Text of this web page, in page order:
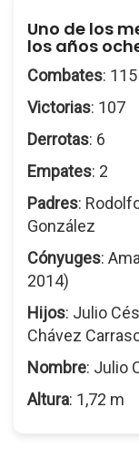
Uno de los
los años
Combates: 115
Victorias: 107
Derrotas: 6
Empates: 2
Padres:
González
Cónyuges:
2014)
Hijos: Julio
Chávez
Nombre: Julio
Altura: 1,72 m